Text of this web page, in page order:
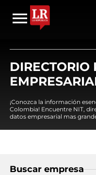
DIRECTORIO
¡Conozca la información
Colombia! Encuentre NIT,
datos empresarial mas
Buscar empresa